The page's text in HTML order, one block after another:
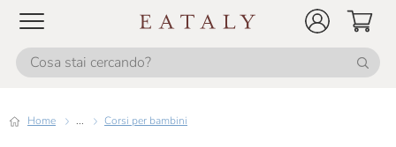
Home ... Corsi per bambini